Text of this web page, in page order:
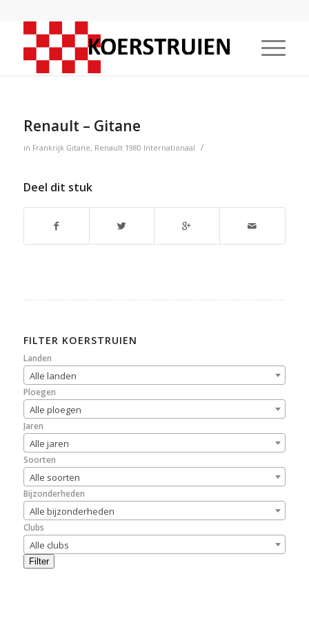
Renault – Gitane
in Frankrijk Gitane, Renault 1980 Internationaal /
Deel dit stuk
FILTER KOERSTRUIEN
Landen
Alle landen
Ploegen
Alle ploegen
Jaren
Alle jaren
Soorten
Alle soorten
Bijzonderheden
Alle bijzonderheden
Clubs
Alle clubs
Filter